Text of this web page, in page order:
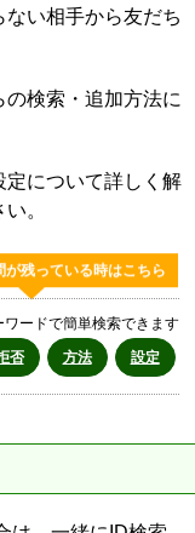
い相手から友だち
検索・追加方法に
定について詳しく解
。
が残っている時はこちら
ードで簡単検索できます
否 方法 設定